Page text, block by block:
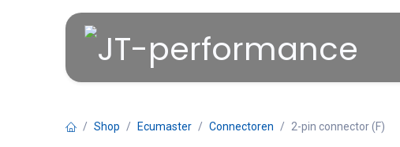
Shop Ecumaster Connectoren 2-pin connector (F)